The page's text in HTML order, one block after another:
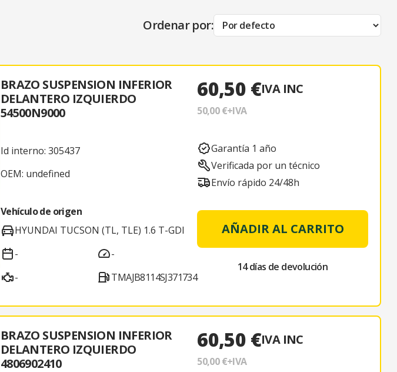
Ordenar por:
BRAZO SUSPENSION INFERIOR
DELANTERO IZQUIERDO
54500N9000
Id interno: 305437
OEM: undefined
Vehículo de origen
HYUNDAI TUCSON (TL, TLE) 1.6 T-GDI
-
-
-
TMAJB8114SJ371734
60,50 €IVA INC
50,00 €+IVA
Garantía 1 año
Verificada por un técnico
Envío rápido 24/48h
AÑADIR AL CARRITO
14 días de devolución
BRAZO SUSPENSION INFERIOR
DELANTERO IZQUIERDO
4806902410
60,50 €IVA INC
50,00 €+IVA